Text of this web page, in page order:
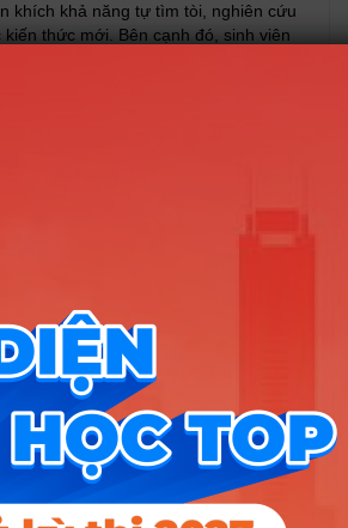
khích khả năng tự tìm tòi, nghiên cứu
thức mới. Bên cạnh đó, sinh viên
bay nhỏ và những phương tiện giao
các kiến thức để làm việc trong
như: năng lượng tái tạo, kỹ thuật
không của Bách Khoa có nhiều điều
hành. Đến năm cuối, bạn có thể đi
nghiệp về lĩnh vực Kỹ thuật hàng không
trường thường xuyên tổ chức các hội
và công nghệ mới do các giáo sư
tập đoàn và trường đại học hàng đầu